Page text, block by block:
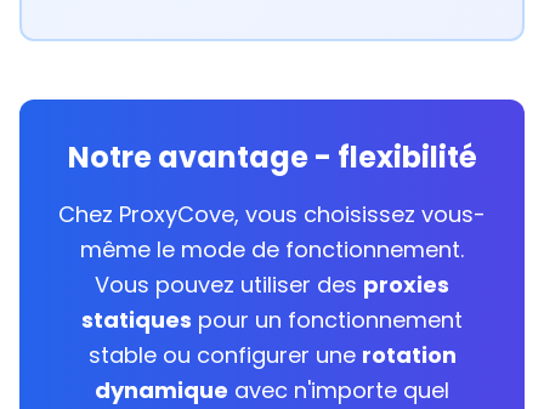
Notre avantage - flexibilité
Chez ProxyCove, vous choisissez vous-
même le mode de fonctionnement.
Vous pouvez utiliser des proxies
statiques pour un fonctionnement
stable ou configurer une rotation
dynamique avec n'importe quel